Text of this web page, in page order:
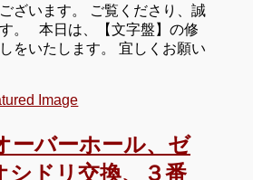
ざいます。 ご覧くださり、誠
。 本日は、【文字盤】の修
をいたします。 宜しくお願い
ーバーホール、ゼ
シドリ交換、３番